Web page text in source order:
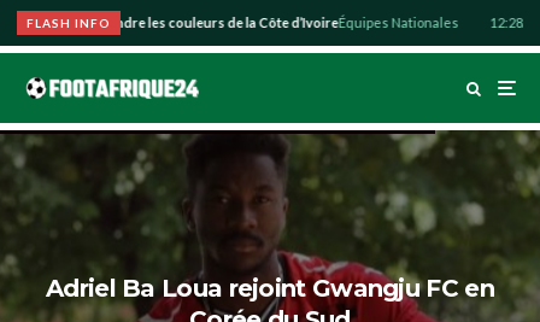
FLASH INFO
souhaite défendre les couleurs de la Côte d’IvoireÉquipes Nationales 12:28
Adriel Ba Loua rejoint Gwangju FC en